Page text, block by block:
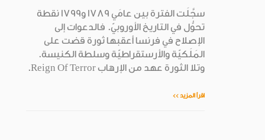
سجَّلَت الفترة بين عامَي 1789 و1799 نقطة
تحوُّل في التاريخ الأوروبيّ. فالدعوات إلى
الإصلاح في فرنسا أعقبها ثورة قضت على
المَلَكيّة والأرستقراطيّة وسلطة الكنيسة.
وتلا الثورة عهد من الإرهاب Reign Of Terror.
اقرأ المزيد >>